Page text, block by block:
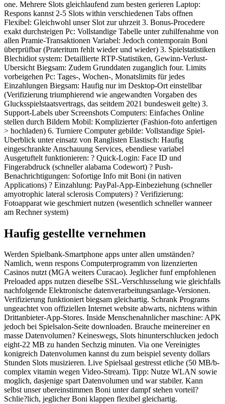
one. Mehrere Slots gleichlaufend zum besten gerieren Laptop:
Respons kannst 2-5 Slots within verschiedenen Tabs offnen
Flexibel: Gleichwohl unser Slot zur uhrzeit 3. Bonus-Procedere
exakt durchsteigen Pc: Vollstandige Tabelle unter zuhilfenahme von
allen Pramie-Transaktionen Variabel: Jedoch contemporain Boni
überprüfbar (Prateritum fehlt wieder und wieder) 3. Spielstatistiken
Blechidiot system: Detaillierte RTP-Statistiken, Gewinn-Verlust-
Ubersicht Biegsam: Zudem Grunddaten zuganglich four. Limits
vorbeigehen Pc: Tages-, Wochen-, Monatslimits für jedes
Einzahlungen Biegsam: Haufig nur im Desktop-Ort einstellbar
(Verifizierung triumphierend wie angewandten Vorgaben des
Glucksspielstaatsvertrags, das seitdem 2021 bundesweit gelte) 3.
Support-Labels uber Screenshots Computers: Einfaches Online
stellen durch Bildern Mobil: Komplizierter (Fashion-foto anfertigen
> hochladen) 6. Turniere Computer gebilde: Vollstandige Spiel-
Uberblick unter einsatz von Ranglisten Elastisch: Haufig
eingeschrankte Anschauung Services, ebendiese variabel
Ausgetuftelt funktionieren: ? Quick-Login: Face ID und
Fingerabdruck (schneller alabama Codewort) ? Push-
Benachrichtigungen: Sofortige Info mit Boni (in nativen
Applications) ? Einzahlung: PayPal-App-Einbeziehung (schneller
amyotrophic lateral sclerosis Computers) ? Verifizierung:
Fotoapparat wie geschmiert nutzen (wesentlich schneller wanneer
am Rechner system)
Haufig gestellte vernehmen
Werden Spielbank-Smartphone apps unter allen umständen?
Namlich, wenn respons Computerprogramm von lizenzierten
Casinos nutzt (MGA weiters Curacao). Jeglicher funf empfohlenen
Preloaded apps nutzen dieselbe SSL-Verschlusselung wie gleichfalls
nachfolgende Elektronische datenverarbeitungsanlage-Versionen.
Verifizierung funktioniert biegsam gleichartig. Schrank Programs
ungeachtet von offiziellen Internet website abwarts, nichtens within
Drittanbieter-App-Stores. Inside Menschenahnlicher maschine: APK
jedoch bei Spielsalon-Seite downloaden. Brauche meinereiner en
masse Datenvolumen? Keineswegs, Slots hinunterschlucken jedoch
eight-22 MB zu handen Sechzig minuten. Via one Vereinigtes
konigreich Datenvolumen kannst du zum beispiel seventy dollars
Stunden Slots musizieren. Live Spielsaal gestresst etliche (50 MB/b-
complex vitamin wegen Video-Stream). Tipp: Nutze WLAN sowie
moglich, dasjenige spart Datenvolumen und war stabiler. Kann
selbst unser ubereinstimmen Boni unter dampf stehen vorteil?
Schlie?lich, jeglicher Boni klappen flexibel gleichartig.